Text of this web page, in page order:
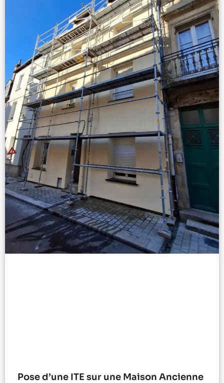
Pose d’une ITE sur une Maison Ancienne